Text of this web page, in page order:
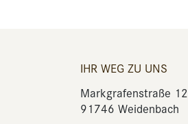
IHR WEG ZU UNS
Markgrafenstraße 12
91746 Weidenbach